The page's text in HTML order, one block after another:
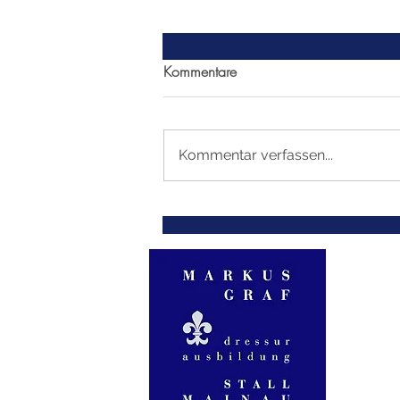
Kat. U25
Kommentare
Kommentar verfassen...